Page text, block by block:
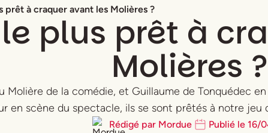
prêt à craquer avant les Molières ?
plus prêt à
Molières ?
Molière de la comédie, et Guillaume de Tonquédec
en scène du spectacle, ils se sont prêtés à notre jeu
Rédigé par Mordue Publié le 16/